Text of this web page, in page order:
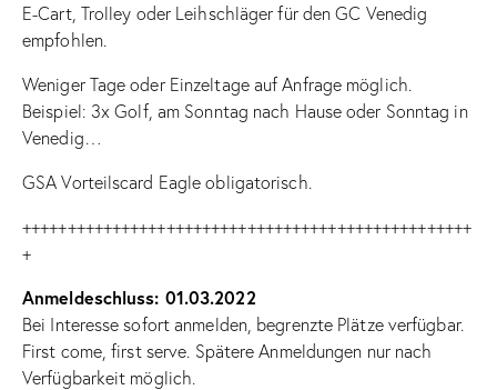
E-Cart, Trolley oder Leihschläger für den GC Venedig
empfohlen.
Weniger Tage oder Einzeltage auf Anfrage möglich.
Beispiel: 3x Golf, am Sonntag nach Hause oder Sonntag in
Venedig…
GSA Vorteilscard Eagle obligatorisch.
++++++++++++++++++++++++++++++++++++++++++++++++++
+
Anmeldeschluss: 01.03.2022
Bei Interesse sofort anmelden, begrenzte Plätze verfügbar.
First come, first serve. Spätere Anmeldungen nur nach
Verfügbarkeit möglich.